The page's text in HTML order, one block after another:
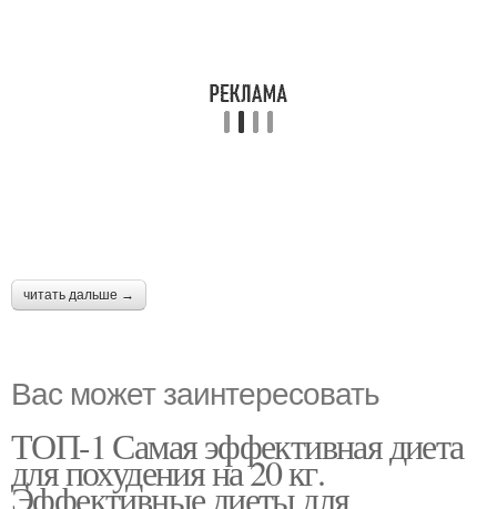
читать дальше →
Вас может заинтересовать
ТОП-1 Самая эффективная диета
для похудения на 20 кг.
Эффективные диеты для